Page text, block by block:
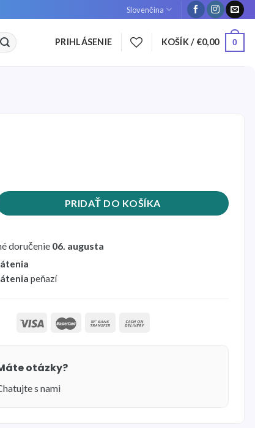
Slovenčina
PRIHLÁSENIE KOŠÍK / €0,00 0
panela Xiaomi M365
PRIDAŤ DO KOŠÍKA
doručenie 06. augusta
peňazí
otázky?
s nami